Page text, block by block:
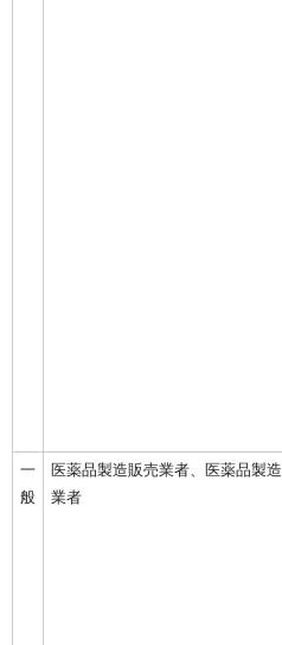
一
般
医薬品製造販売業者、医薬品製造
業者